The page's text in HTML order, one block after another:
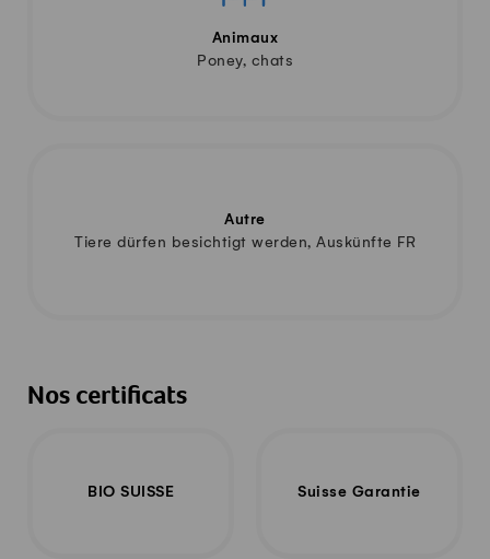
Animaux
Poney, chats
Autre
Tiere dürfen besichtigt werden, Auskünfte FR
Nos certificats
BIO SUISSE Suisse Garantie